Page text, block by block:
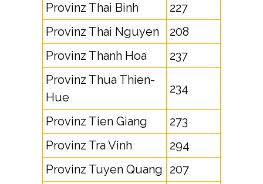
Provinz Thai Binh
227
Provinz Thai Nguyen
208
Provinz Thanh Hoa
237
Provinz Thua Thien-
Hue
234
Provinz Tien Giang
273
Provinz Tra Vinh
294
Provinz Tuyen Quang 207